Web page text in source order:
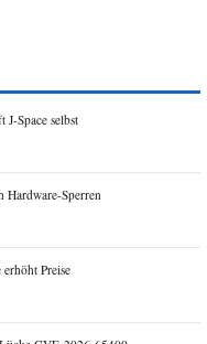
Space selbst
Hardware-Sperren
Preise